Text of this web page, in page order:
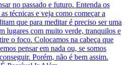
no passado e futuro. Entenda os
técnicas e veja como começar a
que para meditar é preciso ser uma
lugares com muito verde, tranquilos e
o foco. Colocamos na cabeça que
pensar em nada ou, se somos
Porém, não é bem assim.